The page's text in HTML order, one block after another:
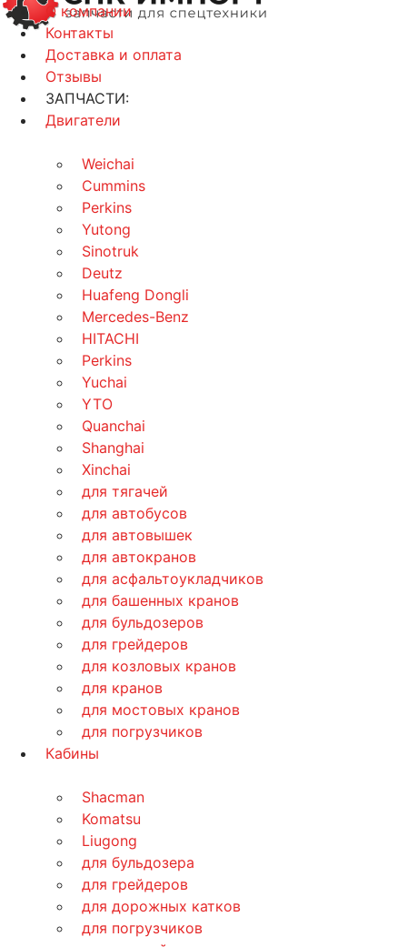
О компании
Контакты
Доставка и оплата
Отзывы
ЗАПЧАСТИ:
Двигатели
Weichai
Cummins
Perkins
Yutong
Sinotruk
Deutz
Huafeng Dongli
Mercedes-Benz
HITACHI
Perkins
Yuchai
YTO
Quanchai
Shanghai
Xinchai
для тягачей
для автобусов
для автовышек
для автокранов
для асфальтоукладчиков
для башенных кранов
для бульдозеров
для грейдеров
для козловых кранов
для кранов
для мостовых кранов
для погрузчиков
Кабины
Shacman
Komatsu
Liugong
для бульдозера
для грейдеров
для дорожных катков
для погрузчиков